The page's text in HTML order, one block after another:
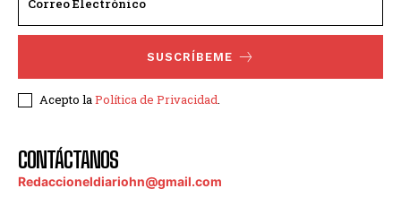
SUSCRÍBEME
Acepto laPolítica de Privacidad.
CONTÁCTANOS
Redaccioneldiariohn@gmail.com